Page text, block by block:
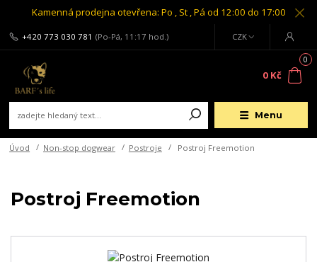
Kamenná prodejna otevřena: Po , St , Pá od 12:00 do 17:00
Menu
CZK
+420 773 030 781 (Po-Pá, 11:17 hod.)
0
0 Kč
Úvod Non-stop dogwear Postroje Postroj Freemotion
Postroj Freemotion